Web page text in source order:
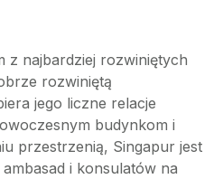
z najbardziej rozwiniętych
rozwiniętą
jego liczne relacje
budynkom i
przestrzenią, Singapur jest
i konsulatów na